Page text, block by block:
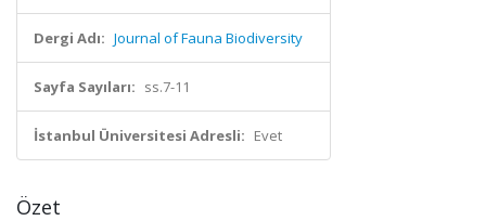
Dergi Adı: Journal of Fauna Biodiversity
Sayfa Sayıları: ss.7-11
İstanbul Üniversitesi Adresli: Evet
Özet